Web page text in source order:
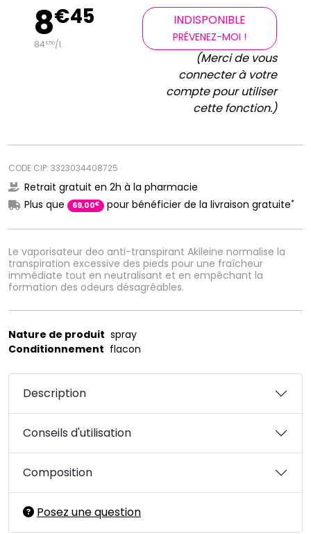
Le vaporisateur deo anti-transpirant Akileine normalise la
transpiration excessive des pieds pour une fraîcheur
immédiate tout en neutralisant et en empêchant la
formation des odeurs désagréables.
8€45
84€50/l.
INDISPONIBLE
PRÉVENEZ-MOI !
(Merci de vous
connecter à votre
compte pour utiliser
cette fonction.)
CODE CIP: 3323034408725
Retrait gratuit en 2h à la pharmacie
Plus que
69,00€ pour bénéficier de la livraison gratuite*
Nature de produit spray
Conditionnement flacon
Description
Conseils d'utilisation
Composition
Posez une question